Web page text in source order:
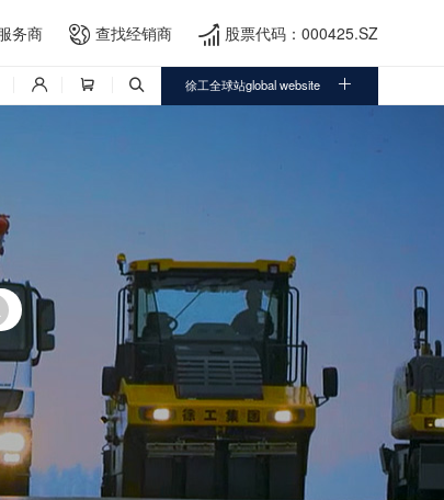
务商  查找经销商  股票代码：000425.SZ
   徐工全球站global website 